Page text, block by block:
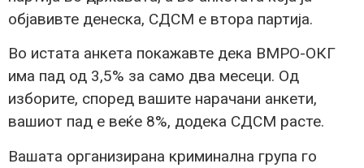
објавивте денеска, СДСМ е втора партија.
Во истата анкета покажавте дека ВМРО-ОКГ
има пад од 3,5% за само два месеци. Од
изборите, според вашите нарачани анкети,
вашиот пад е веќе 8%, додека СДСМ расте.
Вашата организирана криминална група го